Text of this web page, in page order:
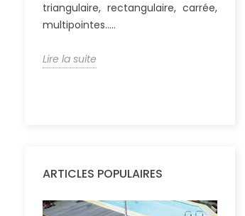
triangulaire, rectangulaire, carrée,
multipointes.....
Lire la suite
ARTICLES POPULAIRES